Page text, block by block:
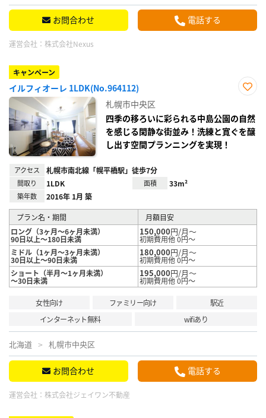
お問合わせ 電話する
運営会社： 株式会社Nexus
キャンペーン
イルフィオーレ 1LDK(No.964112)
り登
録
札幌市中央区
四季の移ろいに彩られる中島公園の自然
を感じる閑静な街並み！洗練と寛ぐを醸
し出す空間プランニングを実現！
アクセス 札幌市南北線「幌平橋駅」徒歩7分
間取り 1LDK 面積 33m²
築年数 2016年 1月 築
プラン名・期間
月額目安
ロング（3ヶ月～6ヶ月未満）
90日以上～180日未満
150,000円/月～
初期費用他 0円～
ミドル（1ヶ月～3ヶ月未満）
30日以上～90日未満
180,000円/月～
初期費用他 0円～
ショート（半月～1ヶ月未満）
～30日未満
195,000円/月～
初期費用他 0円～
女性向け ファミリー向け
駅近
インターネット無料
wifiあり
北海道 札幌市中央区
お問合わせ 電話する
運営会社： 株式会社ジェイワン不動産